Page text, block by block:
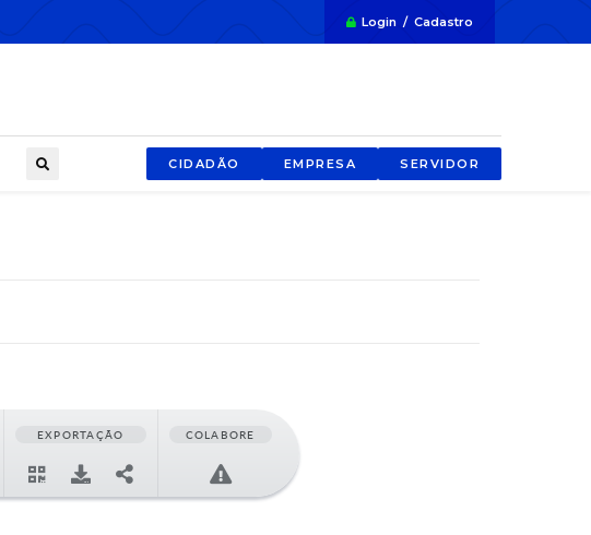
Login / Cadastro
CIDADÃO EMPRESA SERVIDOR
EXPORTAÇÃO COLABORE